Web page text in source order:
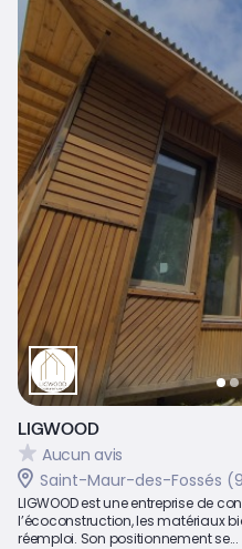
LIGWOOD
Aucun avis
Saint-Maur-des-Fossés
LIGWOOD est une entreprise de
l’écoconstruction, les matériaux
réemploi. Son positionnement se...